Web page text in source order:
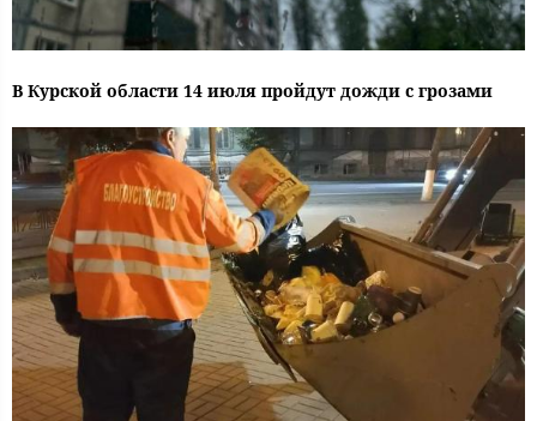
В Курской области 14 июля пройдут дожди с грозами